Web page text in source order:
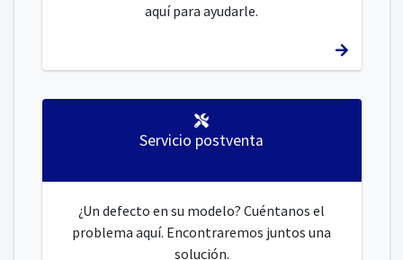
aquí para ayudarle.
Servicio postventa
¿Un defecto en su modelo? Cuéntanos el
problema aquí. Encontraremos juntos una
solución.